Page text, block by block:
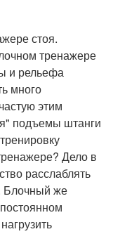
стоя.
тренажере
и рельефа
много
этим
подъемы штанги
Дело в
расслаблять
Блочный же